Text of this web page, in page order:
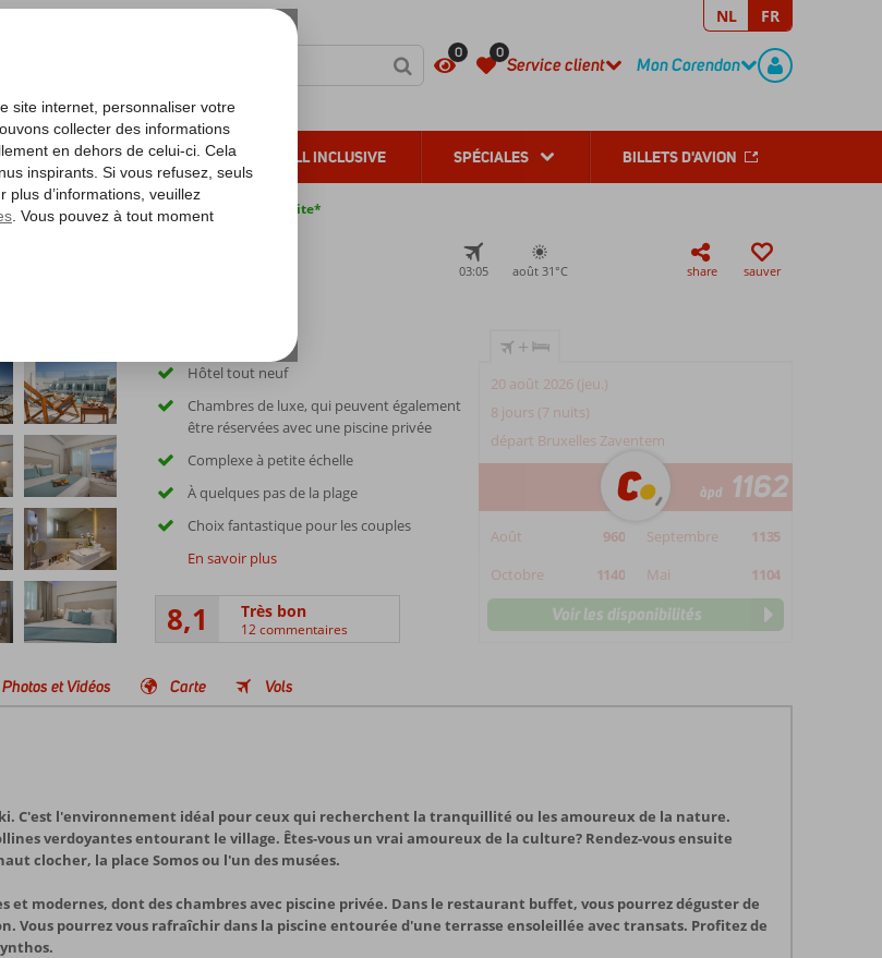
0 0
Service client
CONTACT
Mon Corendon
REGISTERNL FR
VACANCES AU SOLEIL ALL INCLUSIVE SPÉCIALES BILLETS D'AVION
de surcharge carburant Annulation gratuite*
03:05 août 31°C share sauver
Hôtel tout neuf
Chambres de luxe, qui peuvent également
être réservées avec une piscine privée
Complexe à petite échelle
À quelques pas de la plage
Choix fantastique pour les couples
En savoir plus
8,1 Très bon
12 commentaires
+
20 août 2026 (jeu.)
8 jours (7 nuits)
départ Bruxelles Zaventem
àpd 1162
Août 960 Septembre
1135
Octobre
1140 Mai 1104
Voir les disponibilités
Photos et Vidéos Carte Vols
C'est l'environnement idéal pour ceux qui recherchent la tranquillité ou les amoureux de la nature.
verdoyantes entourant le village. Êtes-vous un vrai amoureux de la culture? Rendez-vous ensuite
clocher, la place Somos ou l'un des musées.
et modernes, dont des chambres avec piscine privée. Dans le restaurant buffet, vous pourrez déguster de
Vous pourrez vous rafraîchir dans la piscine entourée d'une terrasse ensoleillée avec transats. Profitez de